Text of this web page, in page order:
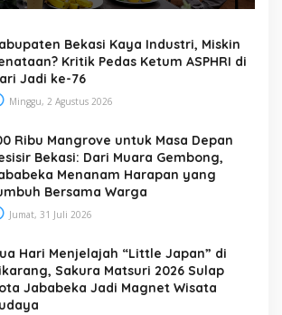
Bekasi Kaya Industri, Miskin
Kritik Pedas Ketum ASPHRI di
Jadi ke-76
Minggu, 2 Agustus 2026
Ribu Mangrove untuk Masa Depan
Bekasi: Dari Muara Gembong,
Menanam Harapan yang
Bersama Warga
Jumat, 31 Juli 2026
Hari Menjelajah “Little Japan” di
Sakura Matsuri 2026 Sulap
Jababeka Jadi Magnet Wisata